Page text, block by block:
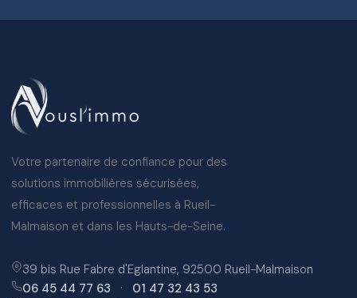
Votre partenaire de confiance pour des
solutions immobilières sécurisées,
efficaces et professionnelles à Rueil-
Malmaison et dans les Hauts-de-Seine.
39 bis Rue Fabre d'Eglantine, 92500 Rueil-Malmaison
06 45 44 77 63 · 01 47 32 43 53